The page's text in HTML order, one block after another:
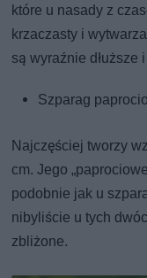
które u nasady z
krzaczasty i
są wyraźnie dłuższe
Szparag
Najczęściej tworzy
cm. Jego
podobnie jak u
nibyliście u tych
zbliżone.